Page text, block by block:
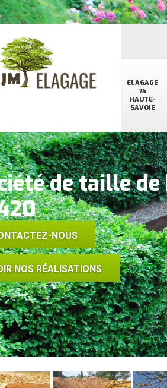
ELAGAGE
74
HAUTE-
SAVOIE
de taille
NOUS
NOS RÉALISATIONS